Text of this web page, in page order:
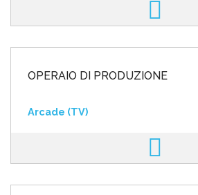
OPERAIO DI PRODUZIONE
Arcade (TV)